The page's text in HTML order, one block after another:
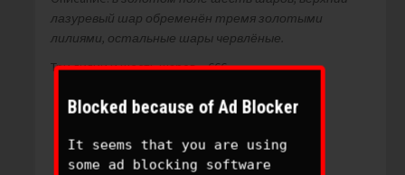
лазуревый шар обременён тремя золотыми
лилиями, остальные шары червлёные.
Три лилии и шесть шаров – 666.
Blocked because of Ad Blocker
It seems that you are using
some ad blocking software